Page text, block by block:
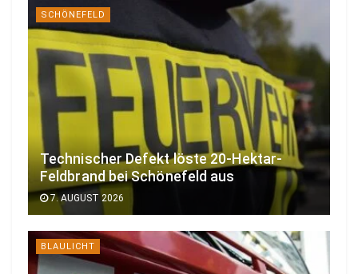
SCHÖNEFELD
Technischer Defekt löste 20-Hektar-
Feldbrand bei Schönefeld aus
7. AUGUST 2026
BLAULICHT